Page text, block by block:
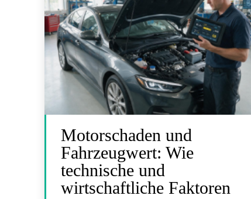
Motorschaden und
Fahrzeugwert: Wie
technische und
wirtschaftliche Faktoren